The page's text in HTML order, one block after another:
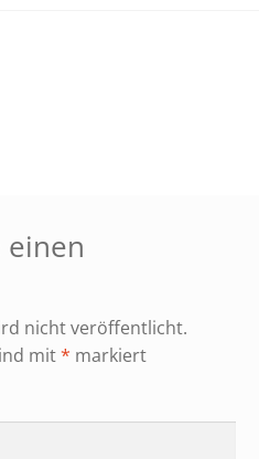
einen
nicht veröffentlicht.
mit* markiert